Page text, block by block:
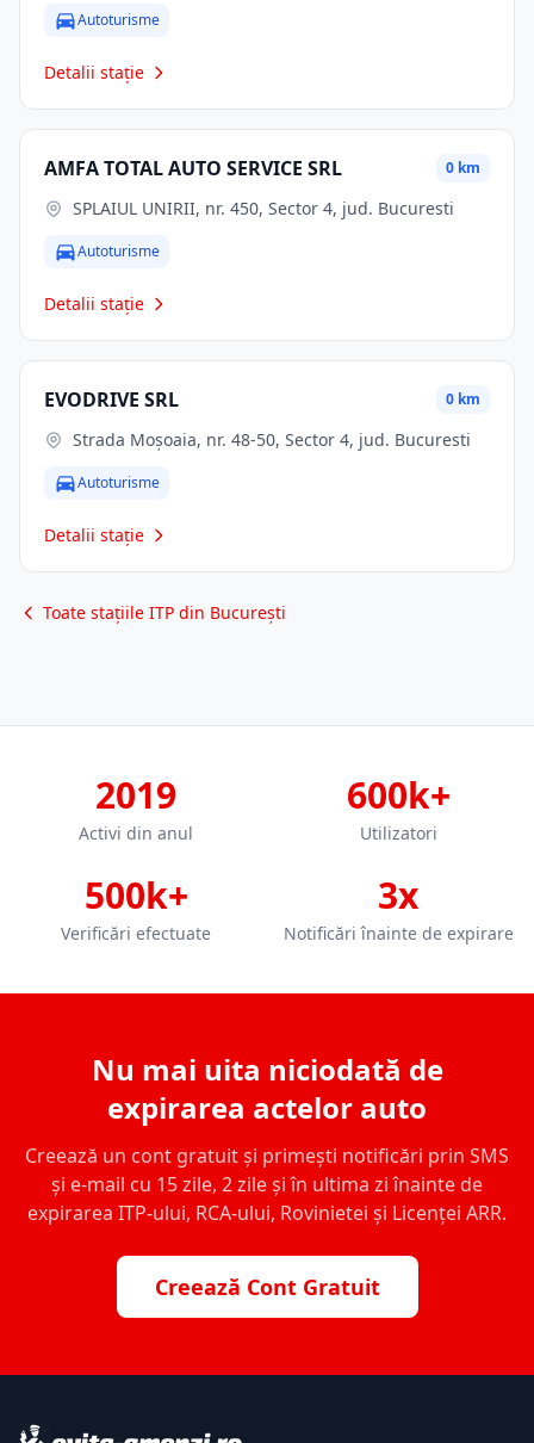
Autoturisme
Detalii stație
AMFA TOTAL AUTO SERVICE SRL 0 km
SPLAIUL UNIRII, nr. 450, Sector 4, jud. Bucuresti
Autoturisme
Detalii stație
EVODRIVE SRL 0 km
Strada Moșoaia, nr. 48-50, Sector 4, jud. Bucuresti
Autoturisme
Detalii stație
Toate stațiile ITP din București
2019
Activi din anul
600k+
Utilizatori
500k+
Verificări efectuate
3x
Notificări înainte de expirare
Nu mai uita niciodată de
expirarea actelor auto
Creează un cont gratuit și primești notificări prin SMS
și e-mail cu 15 zile, 2 zile și în ultima zi înainte de
expirarea ITP-ului, RCA-ului, Rovinietei și Licenței ARR.
Creează Cont Gratuit